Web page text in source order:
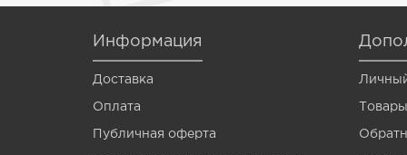
Vermis
Wagner
Информация
Доставка
Оплата
Публичная оферта